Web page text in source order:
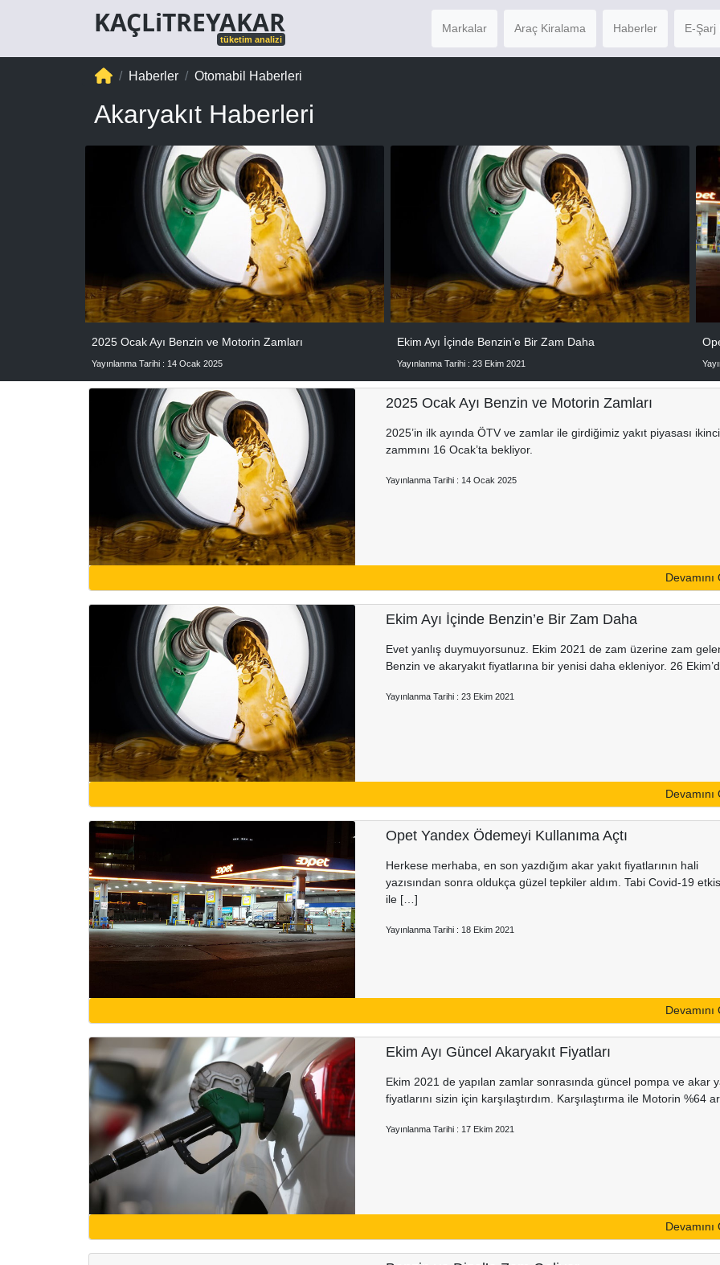
KAÇLiTREYAKAR
tüketim analizi
Markalar Araç Kiralama Haberler E-Şarj
Haberler Otomabil Haberleri
Akaryakıt Haberleri
2025 Ocak Ayı Benzin ve Motorin Zamları
Yayınlanma Tarihi : 14 Ocak 2025
Ekim Ayı İçinde Benzin’e Bir Zam Daha
Yayınlanma Tarihi : 23 Ekim 2021
2025 Ocak Ayı Benzin ve Motorin Zamları
2025’in ilk ayında ÖTV ve zamlar ile girdiğimiz yakıt piyasası ikinci
zammını 16 Ocak’ta bekliyor.
Yayınlanma Tarihi : 14 Ocak 2025
Devamını
Ekim Ayı İçinde Benzin’e Bir Zam Daha
Evet yanlış duymuyorsunuz. Ekim 2021 de zam üzerine zam
Benzin ve akaryakıt fiyatlarına bir yenisi daha ekleniyor. 26
Yayınlanma Tarihi : 23 Ekim 2021
Devamını
Opet Yandex Ödemeyi Kullanıma Açtı
Herkese merhaba, en son yazdığım akar yakıt fiyatlarının hali
yazısından sonra oldukça güzel tepkiler aldım. Tabi Covid-19
ile […]
Yayınlanma Tarihi : 18 Ekim 2021
Devamını
Ekim Ayı Güncel Akaryakıt Fiyatları
Ekim 2021 de yapılan zamlar sonrasında güncel pompa ve akar
fiyatlarını sizin için karşılaştırdım. Karşılaştırma ile Motorin %64
Yayınlanma Tarihi : 17 Ekim 2021
Devamını